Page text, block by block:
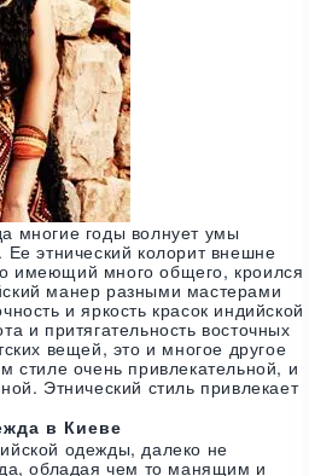
многие годы волнует умы
этнический колорит внешне
имеющий много общего, кроился
манер разными мастерами
и яркость красок индийской
и притягательность восточных
вещей, это и многое другое
стиле очень привлекательной, и
Этнический стиль привлекает
в Киеве
одежды, далеко не
обладая чем то манящим и